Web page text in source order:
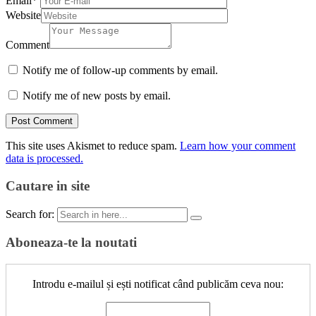
Website
Comment
Notify me of follow-up comments by email.
Notify me of new posts by email.
This site uses Akismet to reduce spam. Learn how your comment
data is processed.
Cautare in site
Search for:
Aboneaza-te la noutati
Introdu e-mailul și ești notificat când publicăm ceva nou: